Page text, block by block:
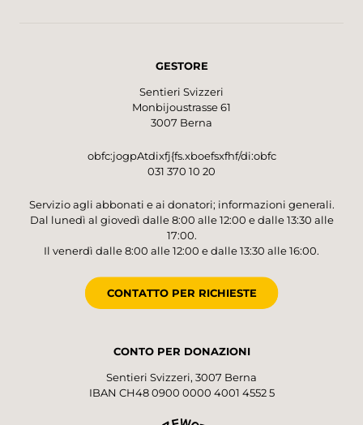
GESTORE
Sentieri Svizzeri
Monbijoustrasse 61
3007 Berna
obfc:jogpAtdixfj{fs.xboefsxfhf/di:obfc
031 370 10 20
Servizio agli abbonati e ai donatori; informazioni generali.
Dal lunedì al giovedì dalle 8:00 alle 12:00 e dalle 13:30 alle
17:00.
Il venerdì dalle 8:00 alle 12:00 e dalle 13:30 alle 16:00.
CONTATTO PER RICHIESTE
CONTO PER DONAZIONI
Sentieri Svizzeri, 3007 Berna
IBAN CH48 0900 0000 4001 4552 5